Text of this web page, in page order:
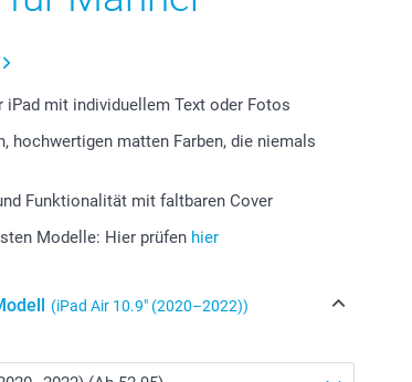
iPad mit individuellem Text oder Fotos
hochwertigen matten Farben, die niemals
Funktionalität mit faltbaren Cover
Modelle: Hier prüfen hier
(iPad Air 10.9″ (2020–2022))